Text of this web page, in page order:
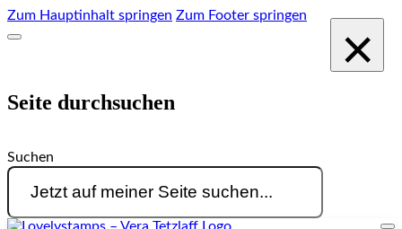
Zum Hauptinhalt springen Zum Footer springen
Seite durchsuchen
Suchen
×